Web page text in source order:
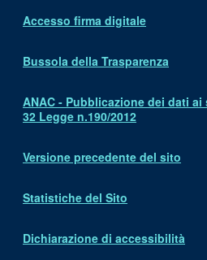
Accesso firma digitale
Bussola della Trasparenza
ANAC - Pubblicazione dei dati
32 Legge n.190/2012
Versione precedente del sito
Statistiche del Sito
Dichiarazione di accessibilità